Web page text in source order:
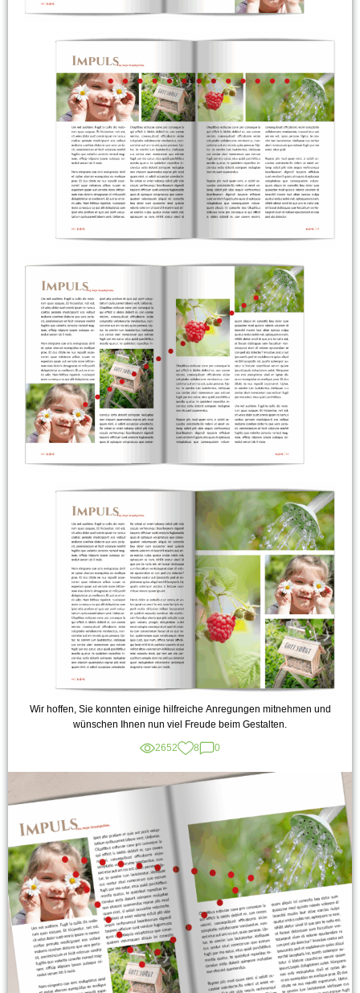
Wir hoffen, Sie konnten einige hilfreiche Anregungen mitnehmen und
wünschen Ihnen nun viel Freude beim Gestalten.
2652 8 0